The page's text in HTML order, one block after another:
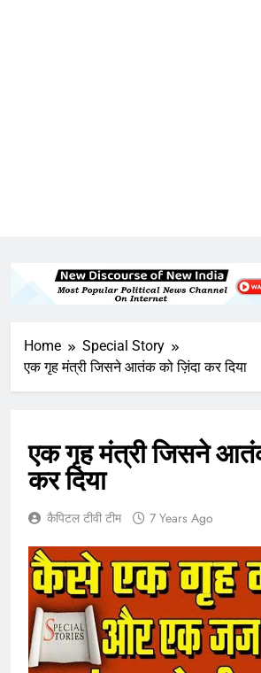
Home
Special Story
एक गृह मंत्री जिसने आतंक को ज़िंदा कर दिया
एक गृह मंत्री जिसने
कर दिया
कैपिटल टीवी टीम 7 Years Ago